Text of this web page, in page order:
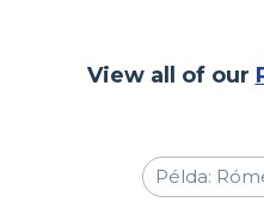
View all of our